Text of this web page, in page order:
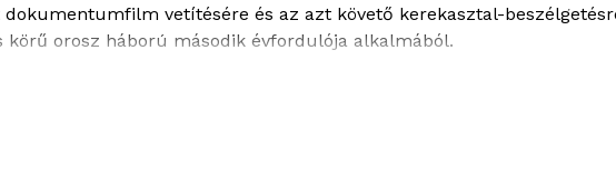
dokumentumfilm vetítésére és az azt követő kerekasztal-
körű orosz háború második évfordulója alkalmából.